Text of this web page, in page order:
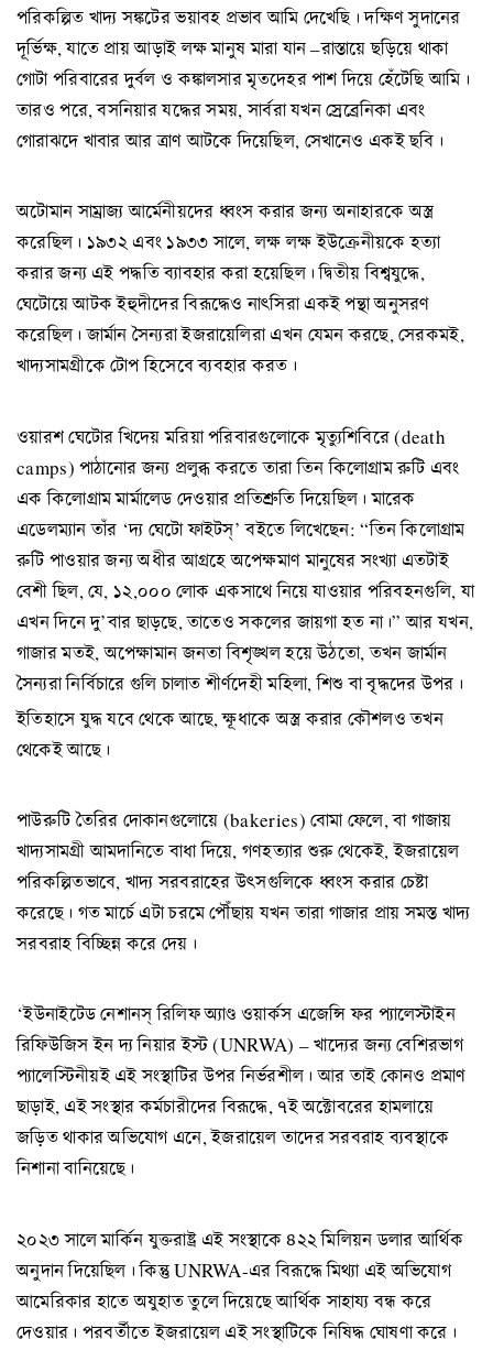
পরিকল্পিত খাদ্য সঙ্কটের ভয়াবহ প্রভাব আমি দেখেছি। দক্ষিণ সুদানের
দূর্ভিক্ষ, যাতে প্রায় আড়াই লক্ষ মানুষ মারা যান –রাস্তায়ে ছড়িয়ে থাকা
গোটা পরিবারের দুর্বল ও কঙ্কালসার মৃতদেহর পাশ দিয়ে হেঁটেছি আমি।
তারও পরে, বসনিয়ার যদ্ধের সময়, সার্বরা যখন স্রেব্রেনিকা এবং
গোরাঝদে খাবার আর ত্রাণ আটকে দিয়েছিল, সেখানেও একই ছবি।
অটোমান সাম্রাজ্য আর্মেনীয়দের ধ্বংস করার জন্য অনাহারকে অস্ত্র
করেছিল। ১৯৩২ এবং ১৯৩৩ সালে, লক্ষ লক্ষ ইউক্রেনীয়কে হত্যা
করার জন্য এই পদ্ধতি ব্যাবহার করা হয়েছিল। দ্বিতীয় বিশ্বযুদ্ধে,
ঘেটোয়ে আটক ইহুদীদের বিরূদ্ধেও নাৎসিরা একই পন্থা অনুসরণ
করেছিল। জার্মান সৈন্যরা ইজরায়েলিরা এখন যেমন করছে, সেরকমই,
খাদ্যসামগ্রীকে টোপ হিসেবে ব্যবহার করত।
ওয়ারশ ঘেটোর খিদেয় মরিয়া পরিবারগুলোকে মৃত্যুশিবিরে (death
camps) পাঠানোর জন্য প্রলুব্ধ করতে তারা তিন কিলোগ্রাম রুটি এবং
এক কিলোগ্রাম মার্মালেড দেওয়ার প্রতিশ্রুতি দিয়েছিল। মারেক
এডেলম্যান তাঁর ‘দ্য ঘেটো ফাইটস্’ বইতে লিখেছেন: “তিন কিলোগ্রাম
রুটি পাওয়ার জন্য অধীর আগ্রহে অপেক্ষমাণ মানুষের সংখ্যা এতটাই
বেশী ছিল, যে, ১২,০০০ লোক একসাথে নিয়ে যাওয়ার পরিবহনগুলি, যা
এখন দিনে দু’বার ছাড়ছে, তাতেও সকলের জায়গা হত না।” আর যখন,
গাজার মতই, অপেক্ষামান জনতা বিশৃঙ্খল হয়ে উঠতো, তখন জার্মান
সৈন্যরা নির্বিচারে গুলি চালাত শীর্ণদেহী মহিলা, শিশু বা বৃদ্ধদের উপর।
ইতিহাসে যুদ্ধ যবে থেকে আছে, ক্ষূধাকে অস্ত্র করার কৌশলও তখন
থেকেই আছে।
পাউরুটি তৈরির দোকানগুলোয়ে (bakeries) বোমা ফেলে, বা গাজায়
খাদ্যসামগ্রী আমদানিতে বাধা দিয়ে, গণহত্যার শুরু থেকেই, ইজরায়েল
পরিকল্পিতভাবে, খাদ্য সরবরাহের উৎসগুলিকে ধ্বংস করার চেষ্টা
করেছে। গত মার্চে এটা চরমে পৌঁছায় যখন তারা গাজার প্রায় সমস্ত খাদ্য
সরবরাহ বিচ্ছিন্ন করে দেয়।
‘ইউনাইটেড নেশানস্‌ রিলিফ অ্যাণ্ড ওয়ার্কস এজেন্সি ফর প্যালেস্টাইন
রিফিউজিস ইন দ্য নিয়ার ইস্ট (UNRWA) – খাদ্যের জন্য বেশিরভাগ
প্যালেস্টিনীয়ই এই সংস্থাটির উপর নির্ভরশীল। আর তাই কোনও প্রমাণ
ছাড়াই, এই সংস্থার কর্মচারীদের বিরূদ্ধে, ৭ই অক্টোবরের হামলায়ে
জড়িত থাকার অভিযোগ এনে, ইজরায়েল তাদের সরবরাহ ব্যবস্থাকে
নিশানা বানিয়েছে।
২০২৩ সালে মার্কিন যুক্তরাষ্ট্র এই সংস্থাকে ৪২২ মিলিয়ন ডলার আর্থিক
অনুদান দিয়েছিল। কিন্তু UNRWA-এর বিরূদ্ধে মিথ্যা এই অভিযোগ
আমেরিকার হাতে অযুহাত তুলে দিয়েছে আর্থিক সাহায্য বন্ধ করে
দেওয়ার। পরবর্তীতে ইজরায়েল এই সংস্থাটিকে নিষিদ্ধ ঘোষণা করে।